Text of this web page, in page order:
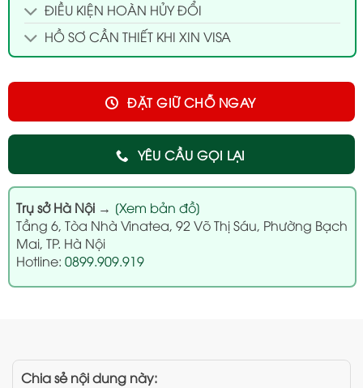
ĐIỀU KIỆN HOÀN HỦY ĐỔI
HỒ SƠ CẦN THIẾT KHI XIN VISA
YÊU CẦU GỌI LẠI
ĐẶT GIỮ CHỖ NGAY
Trụ sở Hà Nội→ [Xem bản đồ]
Tầng 6, Tòa Nhà Vinatea, 92 Võ Thị Sáu, Phường Bạch
Mai, TP. Hà Nội
Hotline: 0899.909.919
Chia sẻ nội dung này: